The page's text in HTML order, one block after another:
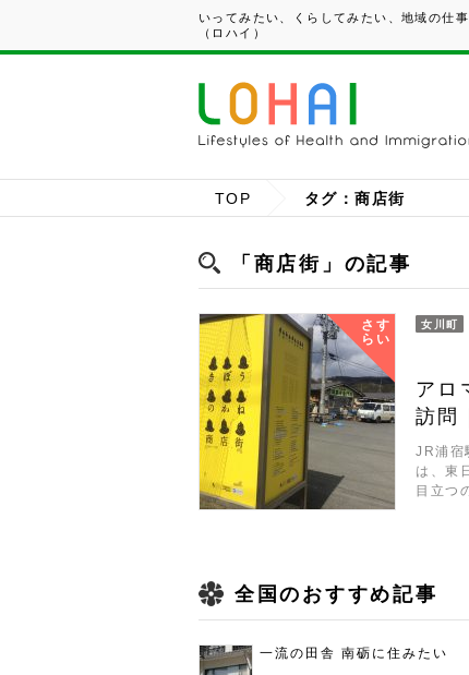
いってみたい、くらしてみたい、地域の仕
（ロハイ）
TOP タグ：商店街
「商店街」の記事
さす
らい
女川町
アロ
訪問
JR浦宿
は、東
目立つ
全国のおすすめ記事
一流の田舎 南砺に住みたい